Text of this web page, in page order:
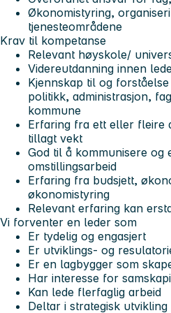
Økonomistyring,
tjenesteområdene
Krav til kompetanse
Relevant høyskole/
Videreutdanning innen
Kjennskap til og
politikk, administrasjon,
kommune
Erfaring fra ett eller fleire
tillagt vekt
God til å kommunisere og
omstillingsarbeid
Erfaring fra budsjett,
økonomistyring
Relevant erfaring kan
Vi forventer en leder som
Er tydelig og engasjert
Er utviklings- og
Er en lagbygger som
Har interesse for
Kan lede flerfaglig arbeid
Deltar i strategisk utvikling